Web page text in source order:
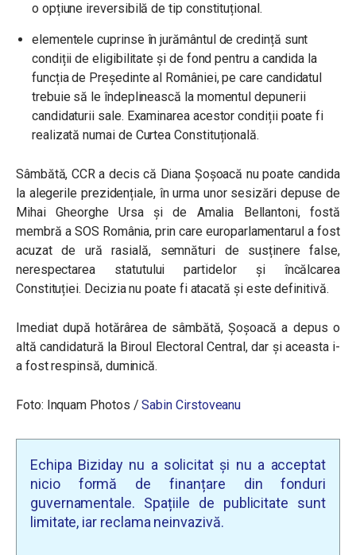
o opțiune ireversibilă de tip constituțional.
elementele cuprinse în jurământul de credință sunt
condiții de eligibilitate și de fond pentru a candida la
funcția de Președinte al României, pe care candidatul
trebuie să le îndeplinească la momentul depunerii
candidaturii sale. Examinarea acestor condiții poate fi
realizată numai de Curtea Constituțională.
Sâmbătă,CCR a decis că Diana Șoșoacă nu poate candida
la alegerile prezidențiale, în urma unor sesizări depuse de
Mihai Gheorghe Ursa și de Amalia Bellantoni, fostă
membră a SOS România, prin care europarlamentarul a fost
acuzat de ură rasială, semnături de susținere false,
nerespectarea statutului partidelor și încălcarea
Constituției. Decizia nu poate fi atacată și este definitivă.
Imediat după hotărârea de sâmbătă, Șoșoacă a depus o
altă candidatură la Biroul Electoral Central, dar și aceasta i-
a fost respinsă, duminică.
Foto: Inquam Photos /Sabin Cirstoveanu
Echipa Biziday nu a solicitat și nu a acceptat
nicio formă de finanțare din fonduri
guvernamentale. Spațiile de publicitate sunt
limitate, iar reclama neinvazivă.